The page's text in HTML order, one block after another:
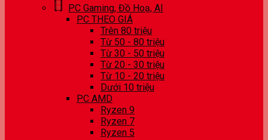
PC Gaming, Đồ Hoạ, AI
PC THEO GIÁ
Trên 80 triệu
Từ 50 - 80 triệu
Từ 30 - 50 triệu
Từ 20 - 30 triệu
Từ 10 - 20 triệu
Dưới 10 triệu
PC AMD
Ryzen 9
Ryzen 7
Ryzen 5